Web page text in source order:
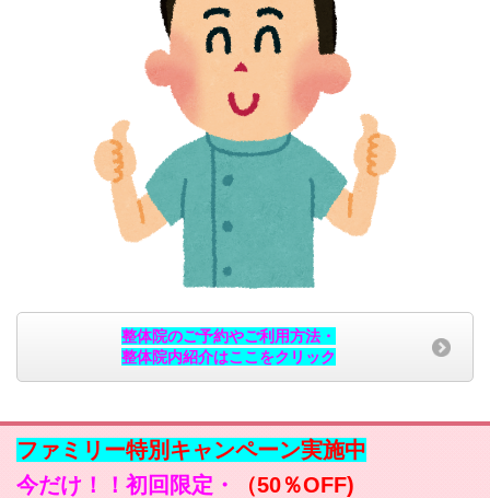
整体院のご予約やご利用方法・
整体院内紹介はここをクリック
ファミリー特別キャンペーン実施中
今だけ！！初回限定・
（50％OFF)